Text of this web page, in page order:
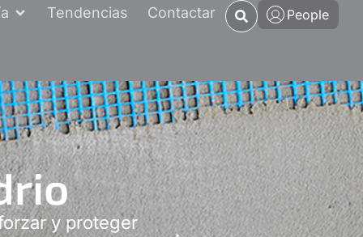
Tendencias Contactar People
y proteger